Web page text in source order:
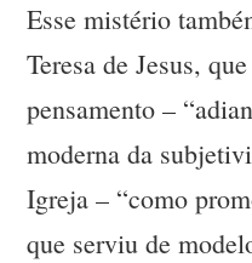
Esse mistério
Teresa de Jesus,
pensamento –
moderna da
Igreja – “como
que serviu de